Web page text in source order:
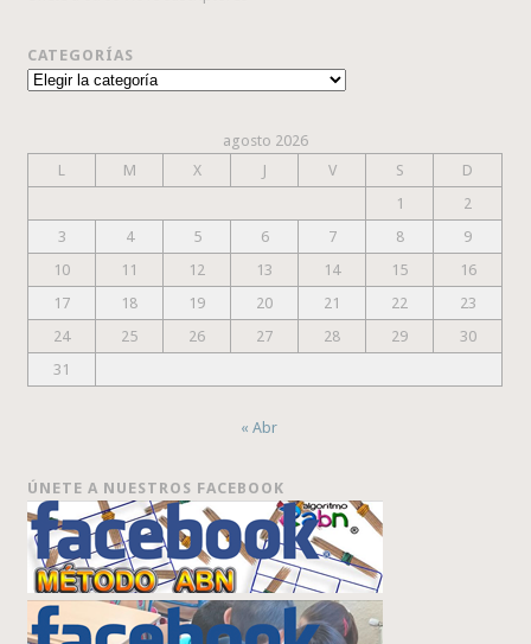
CATEGORÍAS
Categorías
agosto 2026
L
M X J V S
D
1
2
3
4 5 6 7 8
9
10
11 12 13 14 15
16
17
18 19 20 21 22
23
24
25 26 27 28 29
30
31
« Abr
ÚNETE A NUESTROS FACEBOOK